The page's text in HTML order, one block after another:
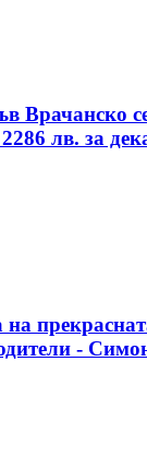
Врачанско
лв. за
-